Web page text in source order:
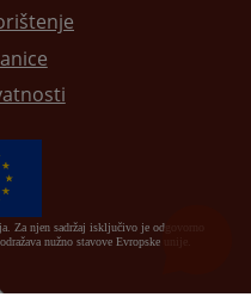
Za njen sadržaj isključivo je odgovorno
nužno stavove Evropske unije.